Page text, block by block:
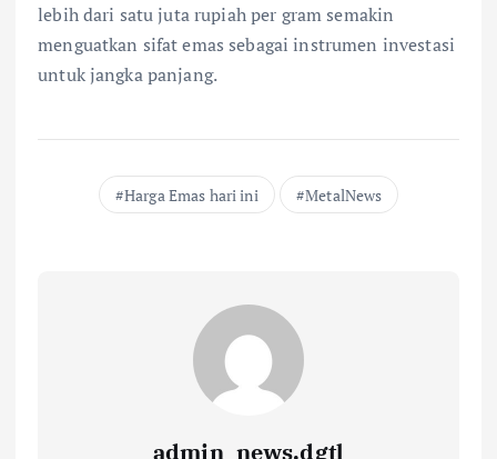
lebih dari satu juta rupiah per gram semakin
menguatkan sifat emas sebagai instrumen investasi
untuk jangka panjang.
Harga Emas hari ini MetalNews
admin_news.dgtl